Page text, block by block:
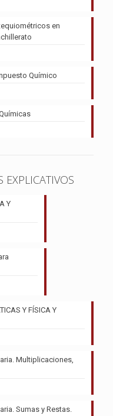
en
Químico
EXPLICATIVOS
Y
Y FÍSICA Y
Multiplicaciones,
Sumas y Restas.